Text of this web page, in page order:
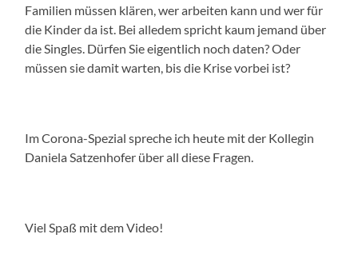
Familien müssen klären, wer arbeiten kann und wer für
die Kinder da ist. Bei alledem spricht kaum jemand über
die Singles. Dürfen Sie eigentlich noch daten? Oder
müssen sie damit warten, bis die Krise vorbei ist?
Im Corona-Spezial spreche ich heute mit der Kollegin
Daniela Satzenhofer über all diese Fragen.
Viel Spaß mit dem Video!